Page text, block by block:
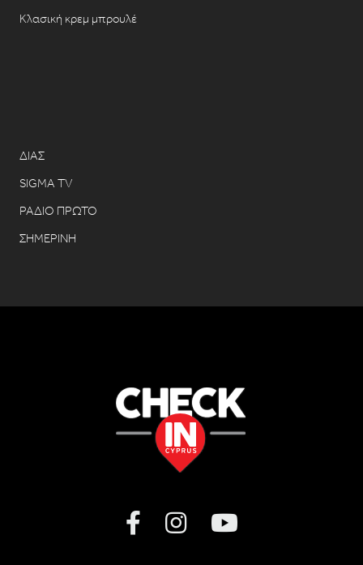
Κλασική κρεμ μπρουλέ
ΔΙΑΣ
SIGMA TV
ΡΑΔΙΟ ΠΡΩΤΟ
ΣΗΜΕΡΙΝΗ